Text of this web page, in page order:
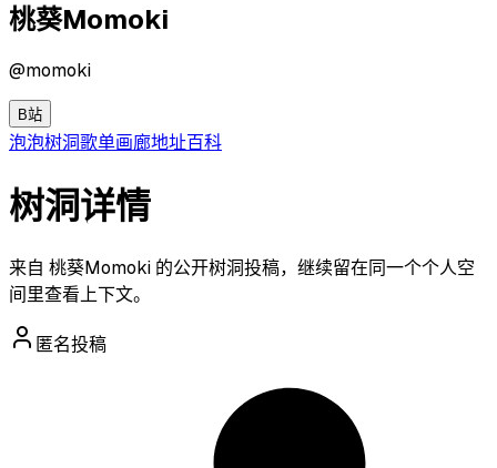
桃葵Momoki
@momoki
B站
泡泡树洞歌单画廊地址百科
树洞详情
来自 桃葵Momoki 的公开树洞投稿，继续留在同一个个人空
间里查看上下文。
匿名投稿